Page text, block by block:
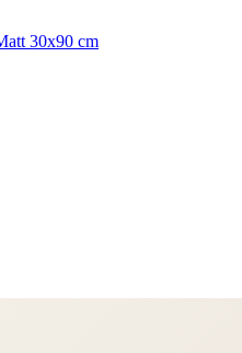
30x90 cm